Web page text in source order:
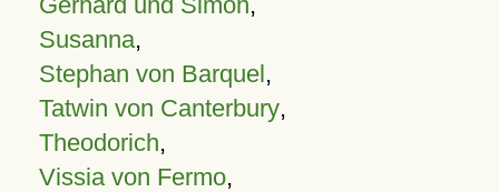
Susanna,
Stephan von Barquel,
Tatwin von Canterbury,
Theodorich,
Vissia von Fermo,